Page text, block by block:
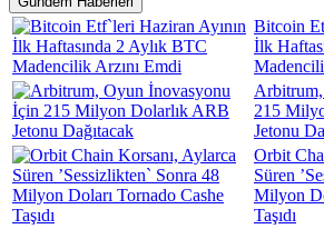
Bitcoin
İlk
215
Jetonu
Orbit
Süren
Milyon
Taşıdı